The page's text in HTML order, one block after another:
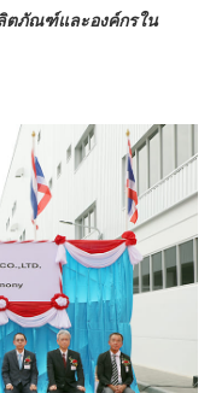
ตภัณฑ์และองค์กรใน